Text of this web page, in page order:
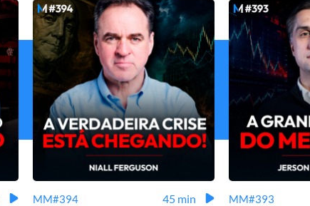
MM#394 45 min MM#393